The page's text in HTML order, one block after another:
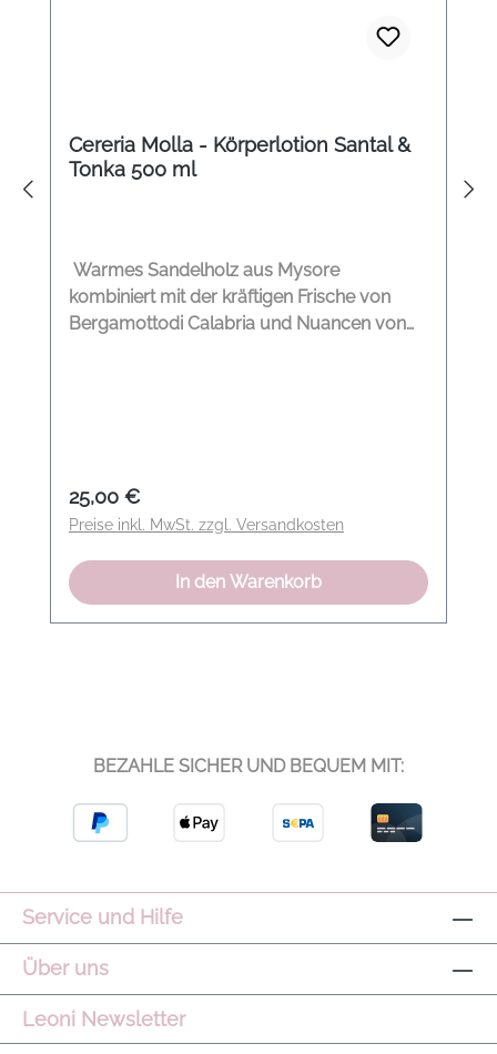
Cereria Molla - Körperlotion Santal &
Tonka 500 ml
Warmes Sandelholz aus Mysore
kombiniert mit der kräftigen Frische von
Bergamottodi Calabria und Nuancen von
Regulärer Preis:
25,00 €
Preise inkl. MwSt. zzgl. Versandkosten
In den Warenkorb
BEZAHLE SICHER UND BEQUEM MIT:
Service und Hilfe
Über uns
Leoni Newsletter